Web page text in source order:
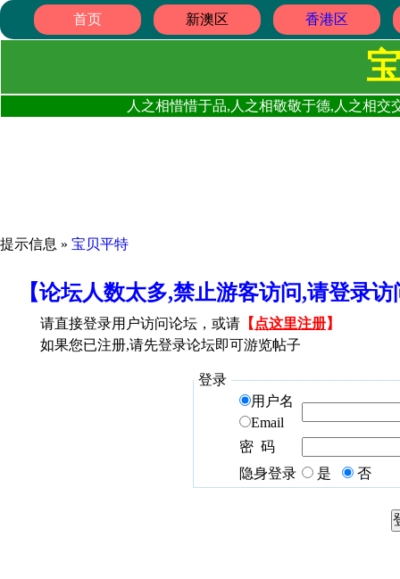
首页 新澳区 香港区
人之相惜惜于品,人之相敬敬于德,人之相
提示信息 » 宝贝平特
【论坛人数太多,禁止游客访问,请登录
请直接登录用户访问论坛，或请 【 点这里注册】
如果您已注册,请先登录论坛即可游览帖子
登录
用户名
Email
密 码
隐身登录
是 否